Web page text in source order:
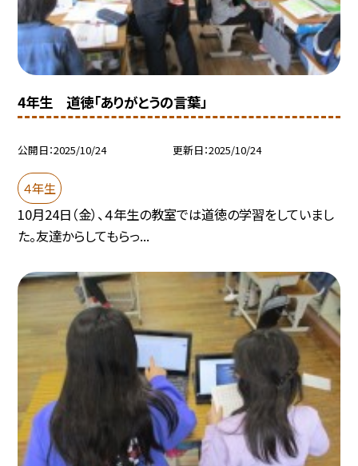
4年生 道徳「ありがとうの言葉」
公開日 2025/10/24 更新日 2025/10/24
４年生
10月24日（金）、４年生の教室では道徳の学習をしていまし
た。友達からしてもらっ...